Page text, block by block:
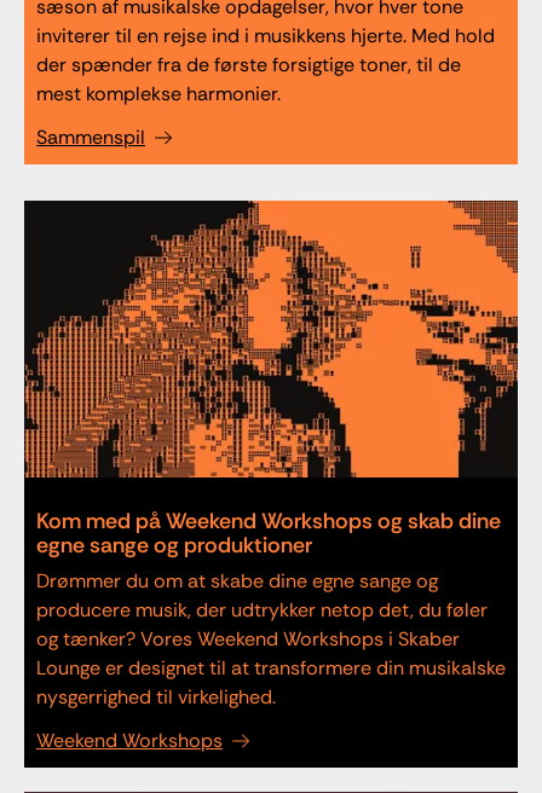
sæson af musikalske opdagelser, hvor hver tone
inviterer til en rejse ind i musikkens hjerte. Med hold
der spænder fra de første forsigtige toner, til de
mest komplekse harmonier.
Sammenspil
Kom med på Weekend Workshops og skab dine
egne sange og produktioner
Drømmer du om at skabe dine egne sange og
producere musik, der udtrykker netop det, du føler
og tænker? Vores Weekend Workshops i Skaber
Lounge er designet til at transformere din musikalske
nysgerrighed til virkelighed.
Weekend Workshops